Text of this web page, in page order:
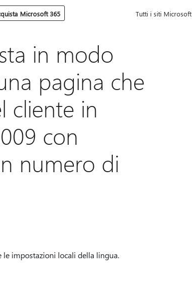
Microsoft 365 Tutti i siti Microsoft
in modo
pagina che
cliente in
con
numero di
impostazioni locali della lingua.